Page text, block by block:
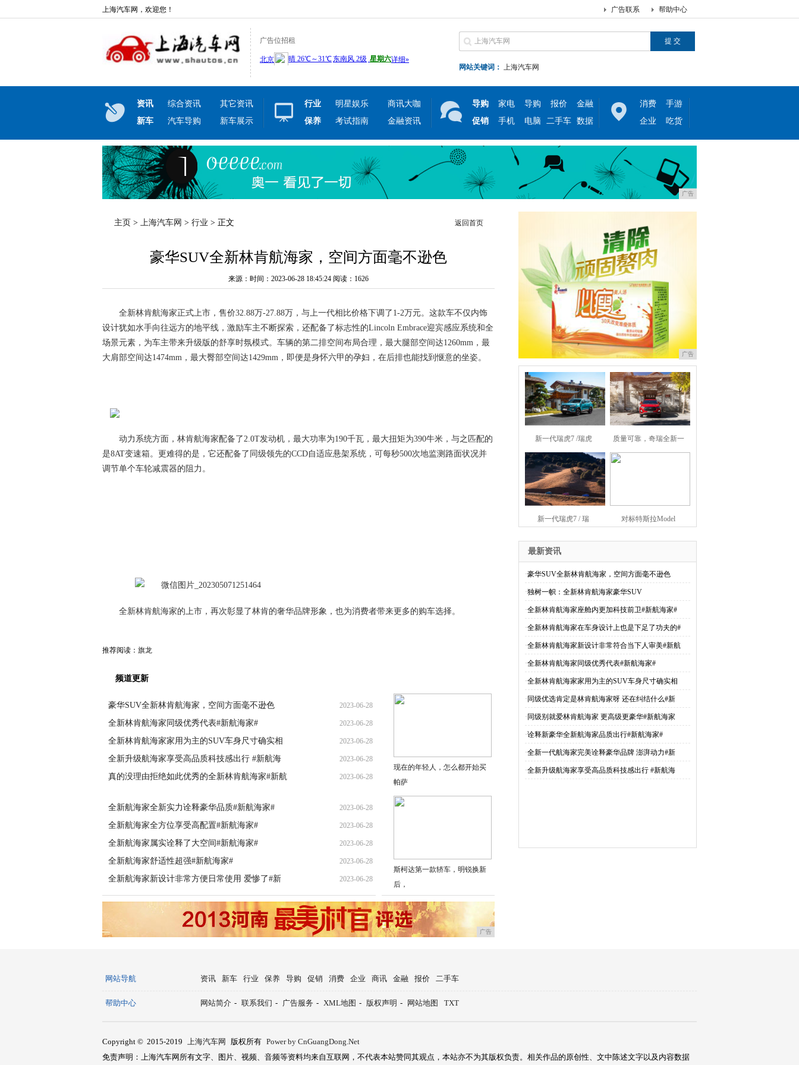
上海汽车网，欢迎您！ 帮助中心
广告联系
广告位招租
网站关键词： 上海汽车网
资讯 综合资讯
其它资讯
新车
汽车导购 新车展示
行业 明星娱乐
商讯大咖
保养
考试指南 金融资讯
导购 家电 导购 报价
金融
促销
手机 电脑 二手车 数据
消费
手游
企业
吃货
广告
主页 > 上海汽车网 > 行业 > 正文 返回首页
豪华SUV全新林肯航海家，空间方面毫不逊色
来源：时间：2023-06-28 18:45:24 阅读：1626
全新林肯航海家正式上市，售价32.88万-27.88万，与上一代相比价格下调了1-2万元。这款车不仅内饰
设计犹如水手向往远方的地平线，激励车主不断探索，还配备了标志性的Lincoln Embrace迎宾感应系统和全
场景元素，为车主带来升级版的舒享时氛模式。车辆的第二排空间布局合理，最大腿部空间达1260mm，最
大肩部空间达1474mm，最大臀部空间达1429mm，即便是身怀六甲的孕妇，在后排也能找到惬意的坐姿。
动力系统方面，林肯航海家配备了2.0T发动机，最大功率为190千瓦，最大扭矩为390牛米，与之匹配的
是8AT变速箱。更难得的是，它还配备了同级领先的CCD自适应悬架系统，可每秒500次地监测路面状况并
调节单个车轮减震器的阻力。
全新林肯航海家的上市，再次彰显了林肯的奢华品牌形象，也为消费者带来更多的购车选择。
推荐阅读： 旗龙
频道更新
豪华SUV全新林肯航海家，空间方面毫不逊色 2023-06-28
全新林肯航海家同级优秀代表#新航海家# 2023-06-28
全新林肯航海家家用为主的SUV车身尺寸确实相 2023-06-28
全新升级航海家享受高品质科技感出行 #新航海 2023-06-28
真的没理由拒绝如此优秀的全新林肯航海家#新航 2023-06-28
全新航海家全新实力诠释豪华品质#新航海家# 2023-06-28
全新航海家全方位享受高配置#新航海家# 2023-06-28
全新航海家属实诠释了大空间#新航海家# 2023-06-28
全新航海家舒适性超强#新航海家# 2023-06-28
全新航海家新设计非常方便日常使用 爱惨了#新 2023-06-28
现在的年轻人，怎么都开始买
帕萨
斯柯达第一款轿车，明锐换新
后，
广告
广告
新一代瑞虎7 /瑞虎 质量可靠，奇瑞全新一
新一代瑞虎7 / 瑞 对标特斯拉Model
最新资讯
·豪华SUV全新林肯航海家，空间方面毫不逊色
·独树一帜：全新林肯航海家豪华SUV
·全新林肯航海家座舱内更加科技前卫#新航海家#
·全新林肯航海家在车身设计上也是下足了功夫的#
·全新林肯航海家新设计非常符合当下人审美#新航
·全新林肯航海家同级优秀代表#新航海家#
·全新林肯航海家家用为主的SUV车身尺寸确实相
· 同级优选肯定是林肯航海家呀 还在纠结什么#新
· 同级别就爱林肯航海家 更高级更豪华#新航海家
·诠释新豪华全新航海家品质出行#新航海家#
·全新一代航海家完美诠释豪华品牌 澎湃动力#新
·全新升级航海家享受高品质科技感出行 #新航海
网站导航 资讯 新车 行业 保养 导购 促销 消费 企业 商讯 金融 报价 二手车
帮助中心 网站简介 - 联系我们 - 广告服务 - XML地图 - 版权声明 - 网站地图 TXT
Copyright © 2015-2019 上海汽车网 版权所有 Power by CnGuangDong.Net
免责声明：上海汽车网所有文字、图片、视频、音频等资料均来自互联网，不代表本站赞同其观点，本站亦不为其版权负责。相关作品的原创性、文中陈述文字以及内容数据